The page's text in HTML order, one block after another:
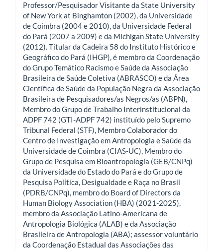
Professor/Pesquisador Visitante da State University
of New York at Binghamton (2002), da Universidade
de Coimbra (2004 e 2010), da Universidade Federal
do Pará (2007 a 2009) e da Michigan State University
(2012). Titular da Cadeira 58 do Instituto Histórico e
Geográfico do Pará (IHGP), é membro da Coordenação
do Grupo Temático Racismo e Saúde da Associação
Brasileira de Saúde Coletiva (ABRASCO) e da Área
Científica de Saúde da População Negra da Associação
Brasileira de Pesquisadores/as Negros/as (ABPN),
Membro do Grupo de Trabalho Interinstitucional da
ADPF 742 (GTI-ADPF 742) instituído pelo Supremo
Tribunal Federal (STF), Membro Colaborador do
Centro de Investigação em Antropologia e Saúde da
Universidade de Coimbra (CIAS-UC), Membro do
Grupo de Pesquisa em Bioantropologia (GEB/CNPq)
da Universidade do Estado do Pará e do Grupo de
Pesquisa Política, Desigualdade e Raça no Brasil
(PDRB/CNPq), membro do Board of Directors da
Human Biology Association (HBA) (2021-2025),
membro da Associação Latino-Americana de
Antropologia Biológica (ALAB) e da Associação
Brasileira de Antropologia (ABA); assessor voluntário
da Coordenação Estadual das Associações das